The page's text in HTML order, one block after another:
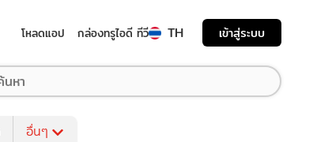
โหลดแอป กล่องทรูไอดี ทีวี TH เข้าสู่ระบบ
อื่นๆ